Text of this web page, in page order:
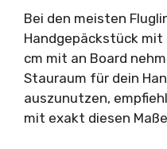
Bei den meisten
Handgepäckstück mit
cm mit an Board
Stauraum für dein
auszunutzen,
mit exakt diesen